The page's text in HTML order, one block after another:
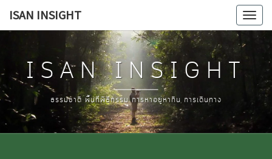
Skip
to
ISAN INSIGHT
ISAN INSIGHT
ธรรมชาติ พื้นที่พิธีกรรม การหาอยู่หากิน การเดินทาง